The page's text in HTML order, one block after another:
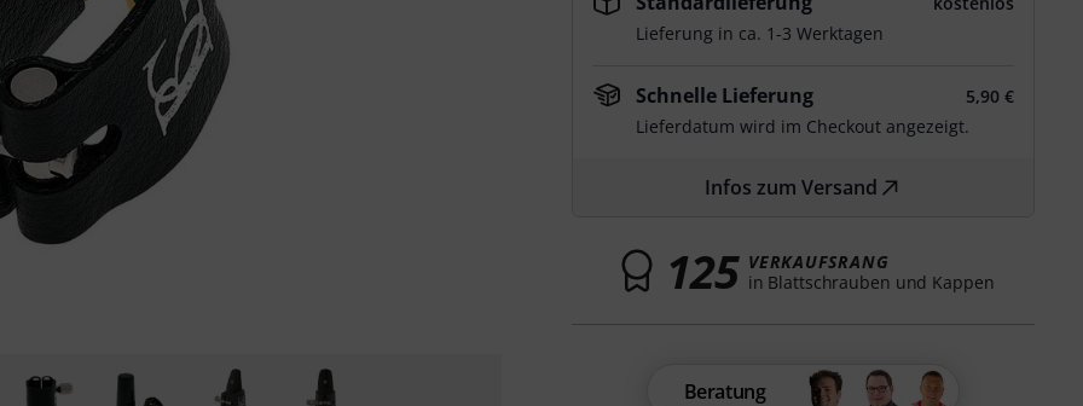
Lieferung in ca. 1-3 Werktagen
Schnelle Lieferung
5,90 €
Lieferdatum wird im Checkout angezeigt.
Infos zum Versand
125 VERKAUFSRANG
in Blattschrauben und Kappen
Beratung